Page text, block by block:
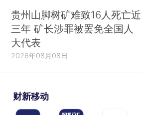
贵州山脚树矿难致16人死亡近
三年 矿长涉罪被罢免全国人
大代表
2026年08月08日
财新移动